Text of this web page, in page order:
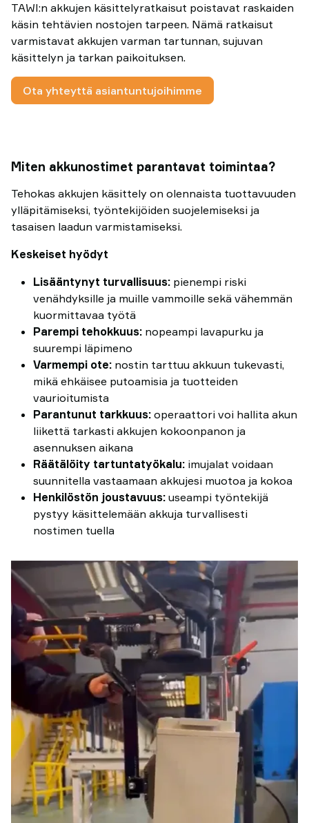
TAWI:n akkujen käsittelyratkaisut poistavat raskaiden
käsin tehtävien nostojen tarpeen. Nämä ratkaisut
varmistavat akkujen varman tartunnan, sujuvan
käsittelyn ja tarkan paikoituksen.
Ota yhteyttä asiantuntujoihimme
Miten akkunostimet parantavat toimintaa?
Tehokas akkujen käsittely on olennaista tuottavuuden
ylläpitämiseksi, työntekijöiden suojelemiseksi ja
tasaisen laadun varmistamiseksi.
Keskeiset hyödyt
Lisääntynyt turvallisuus: pienempi riski
venähdyksille ja muille vammoille sekä vähemmän
kuormittavaa työtä
Parempi tehokkuus: nopeampi lavapurku ja
suurempi läpimeno
Varmempi ote: nostin tarttuu akkuun tukevasti,
mikä ehkäisee putoamisia ja tuotteiden
vaurioitumista
Parantunut tarkkuus: operaattori voi hallita akun
liikettä tarkasti akkujen kokoonpanon ja
asennuksen aikana
Räätälöity tartuntatyökalu: imujalat voidaan
suunnitella vastaamaan akkujesi muotoa ja kokoa
Henkilöstön joustavuus: useampi työntekijä
pystyy käsittelemään akkuja turvallisesti
nostimen tuella